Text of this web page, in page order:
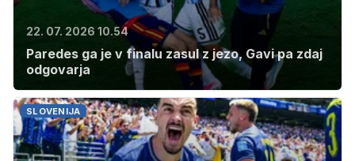
22. 07. 2026 10.54
Paredes ga je v finalu zasul z jezo, Gavi pa zdaj
odgovarja
SLOVENIJA